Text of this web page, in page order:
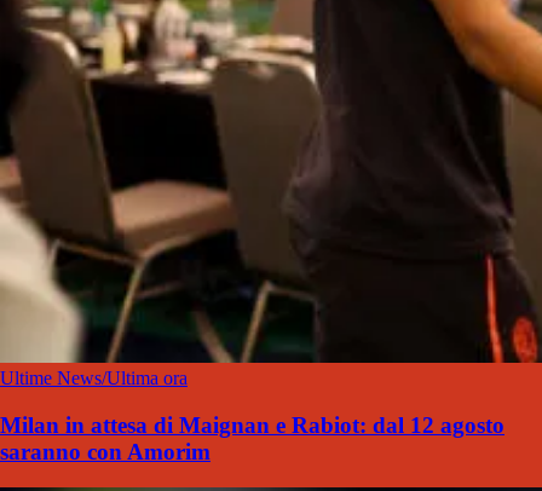
Ultime News/Ultima ora
Milan in attesa di Maignan e Rabiot: dal 12 agosto
saranno con Amorim